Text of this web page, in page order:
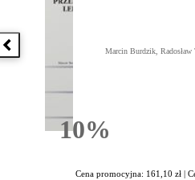
Poprzednia książka
10%Rabatu
Marcin Burdzik, Radosław
Cena promocyjna: 161,10 zł |